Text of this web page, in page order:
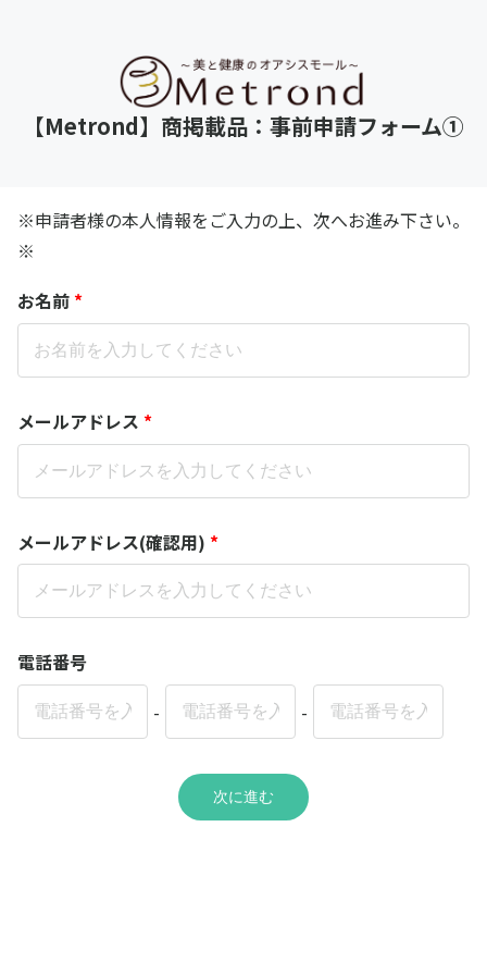
【Metrond】商掲載品：事前申請フォーム①
※申請者様の本人情報をご入力の上、次へお進み下さい。
※
お名前 *
メールアドレス *
メールアドレス(確認用) *
電話番号
-
-
次に進む